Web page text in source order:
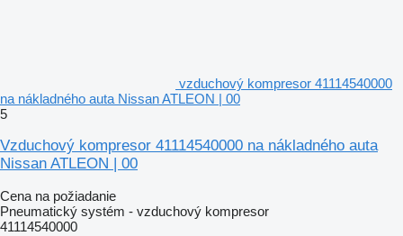
vzduchový kompresor 41114540000
na nákladného auta Nissan ATLEON | 00
5
Vzduchový kompresor 41114540000 na nákladného auta
Nissan ATLEON | 00
Cena na požiadanie
Pneumatický systém - vzduchový kompresor
41114540000